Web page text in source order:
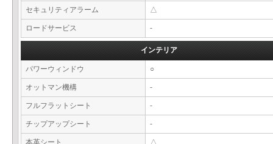
セキュリティアラーム △
ロードサービス -
インテリア
パワーウィンドウ ○
オットマン機構 -
フルフラットシート -
チップアップシート -
本革シート △